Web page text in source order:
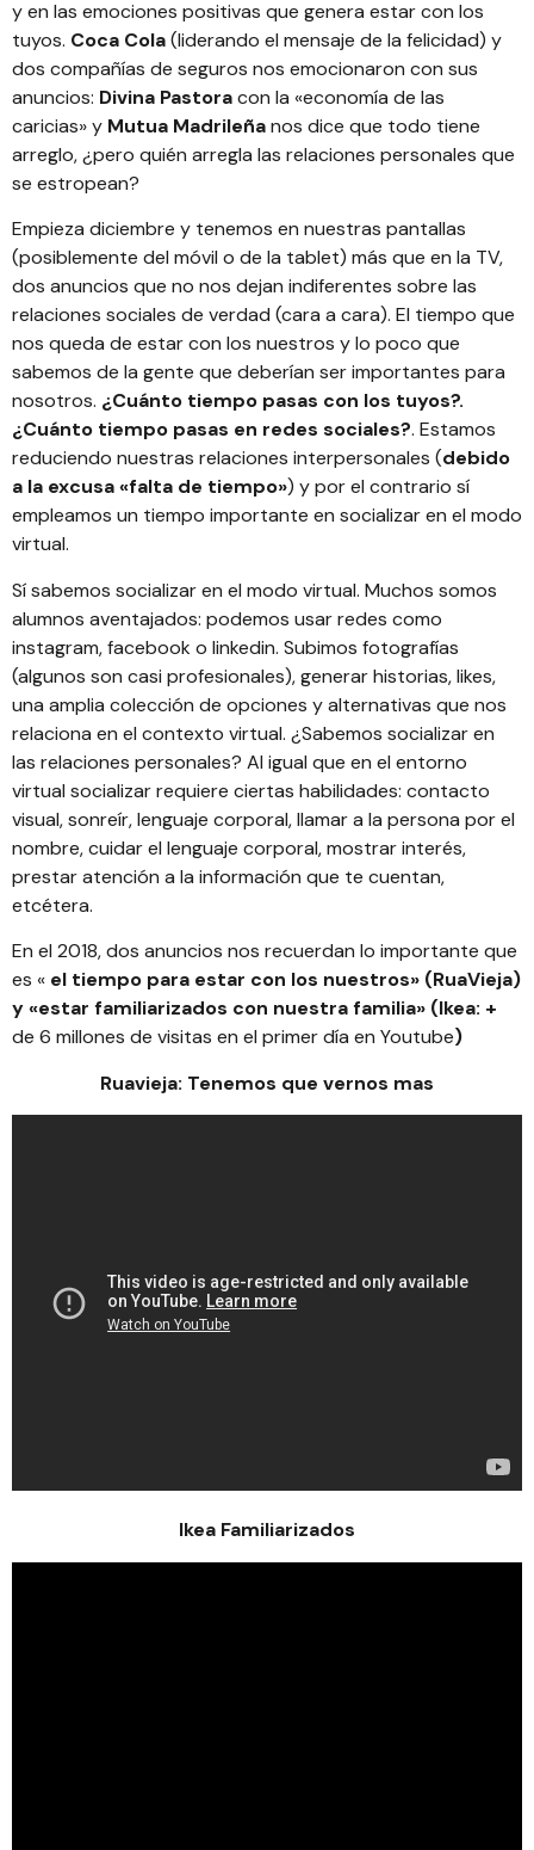
y en las emociones positivas que genera estar con los
tuyos. Coca Cola(liderando el mensaje de la felicidad) y
dos compañías de seguros nos emocionaron con sus
anuncios: Divina Pastoracon la «economía de las
caricias» y Mutua Madrileñanos dice que todo tiene
arreglo, ¿pero quién arregla las relaciones personales que
se estropean?
Empieza diciembre y tenemos en nuestras pantallas
(posiblemente del móvil o de la tablet) más que en la TV,
dos anuncios que no nos dejan indiferentes sobre las
relaciones sociales de verdad (cara a cara). El tiempo que
nos queda de estar con los nuestros y lo poco que
sabemos de la gente que deberían ser importantes para
nosotros. ¿Cuánto tiempo pasas con los tuyos?.
¿Cuánto tiempo pasas en redes sociales?. Estamos
reduciendo nuestras relaciones interpersonales (debido
a la excusa «falta de tiempo») y por el contrario sí
empleamos un tiempo importante en socializar en el modo
virtual.
Sí sabemos socializar en el modo virtual. Muchos somos
alumnos aventajados: podemos usar redes como
instagram, facebook o linkedin. Subimos fotografías
(algunos son casi profesionales), generar historias, likes,
una amplia colección de opciones y alternativas que nos
relaciona en el contexto virtual. ¿Sabemos socializar en
las relaciones personales? Al igual que en el entorno
virtual socializar requiere ciertas habilidades: contacto
visual, sonreír, lenguaje corporal, llamar a la persona por el
nombre, cuidar el lenguaje corporal, mostrar interés,
prestar atención a la información que te cuentan,
etcétera.
En el 2018, dos anuncios nos recuerdan lo importante que
es « el tiempo para estar con los nuestros» (RuaVieja)
y «estar familiarizados con nuestra familia» (Ikea: +
de 6 millones de visitas en el primer día en Youtube)
Ruavieja: Tenemos que vernos mas
Ikea Familiarizados